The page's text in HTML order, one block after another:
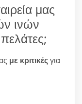
μας
ινών
με κριτικέςγια